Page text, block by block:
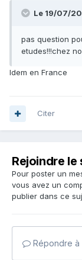
Le 19/07/
pas question
etudes!!!chez
Idem en France
Citer
Rejoindre
Pour poster un
vous avez un
publier dans ce
Répondre